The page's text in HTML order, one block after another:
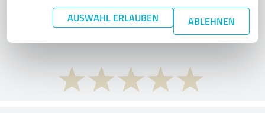
AUSWAHL ERLAUBEN ABLEHNEN
What do you think of the cost to benefit
ratio?